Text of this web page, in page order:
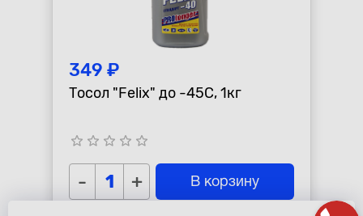
349 ₽
Тосол "Felix" до -45С, 1кг
star_border star_border star_border star_border star_border
- + В корзину